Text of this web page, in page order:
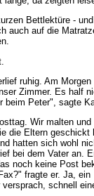
Bettlektüre -
auch auf die
ruhig. Am
Zimmer. Es half
beim Peter", sagte
Wir malten
die Eltern
hatten sich wohl
bei dem Vater an.
noch keine Post
fragte er. Ja,
versprach, schnell